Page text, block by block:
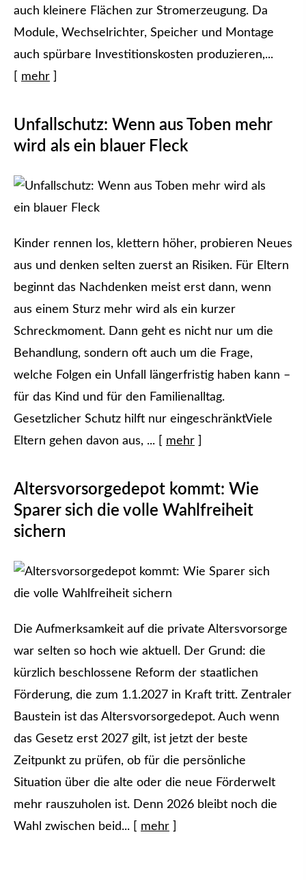
auch kleinere Flächen zur Stromerzeugung. Da
Module, Wechselrichter, Speicher und Montage
auch spürbare Investitionskosten produzieren,...
mehr
Unfallschutz: Wenn aus Toben mehr
wird als ein blauer Fleck
Kinder rennen los, klettern höher, probieren Neues
aus und denken selten zuerst an Risiken. Für Eltern
beginnt das Nachdenken meist erst dann, wenn
aus einem Sturz mehr wird als ein kurzer
Schreckmoment. Dann geht es nicht nur um die
Behandlung, sondern oft auch um die Frage,
welche Folgen ein Unfall längerfristig haben kann –
für das Kind und für den Familienalltag.
Gesetzlicher Schutz hilft nur eingeschränktViele
Eltern gehen davon aus, ...
mehr
Alters­vorsorge­depot kommt: Wie
Sparer sich die volle Wahlfreiheit
sichern
Die Aufmerksamkeit auf die private Alters­vorsorge
war selten so hoch wie aktuell. Der Grund: die
kürzlich beschlossene Reform der staatlichen
Förderung, die zum 1.1.2027 in Kraft tritt. Zentraler
Baustein ist das Alters­vorsorgedepot. Auch wenn
das Gesetz erst 2027 gilt, ist jetzt der beste
Zeitpunkt zu prüfen, ob für die persönliche
Situation über die alte oder die neue Förderwelt
mehr rauszuholen ist. Denn 2026 bleibt noch die
Wahl zwischen beid...
mehr